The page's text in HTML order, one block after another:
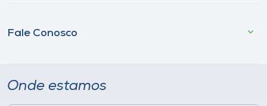
Fale Conosco
Onde estamos